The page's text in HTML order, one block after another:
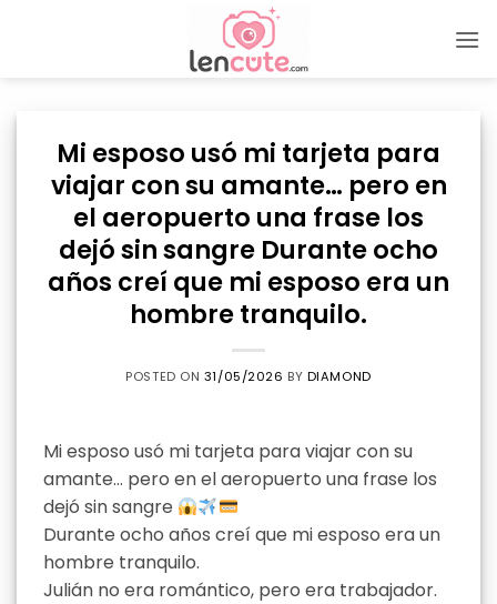
Mi esposo usó mi tarjeta para
viajar con su amante… pero en
el aeropuerto una frase los
dejó sin sangre Durante ocho
años creí que mi esposo era un
hombre tranquilo.
POSTED ON 31/05/2026 BY DIAMOND
Mi esposo usó mi tarjeta para viajar con su
amante… pero en el aeropuerto una frase los
dejó sin sangre
Durante ocho años creí que mi esposo era un
hombre tranquilo.
Julián no era romántico, pero era trabajador.